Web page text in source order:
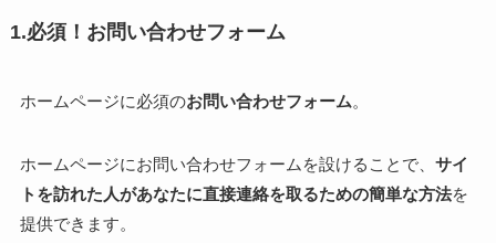
1.必須！お問い合わせフォーム
ホームページに必須のお問い合わせフォーム。
ホームページにお問い合わせフォームを設けることで、 サイ
トを訪れた人があなたに直接連絡を取るための簡単な方法を
提供できます。